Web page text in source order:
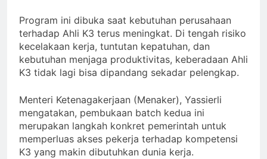
Program ini dibuka saat kebutuhan perusahaan
terhadap Ahli K3 terus meningkat. Di tengah risiko
kecelakaan kerja, tuntutan kepatuhan, dan
kebutuhan menjaga produktivitas, keberadaan Ahli
K3 tidak lagi bisa dipandang sekadar pelengkap.
Menteri Ketenagakerjaan (Menaker), Yassierli
mengatakan, pembukaan batch kedua ini
merupakan langkah konkret pemerintah untuk
memperluas akses pekerja terhadap kompetensi
K3 yang makin dibutuhkan dunia kerja.